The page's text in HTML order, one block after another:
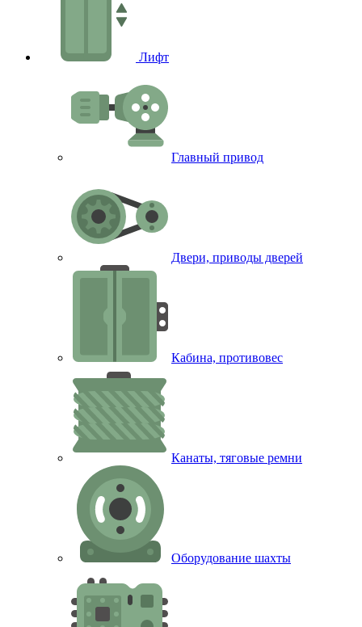
Лифт
Главный привод
Двери, приводы дверей
Кабина, противовес
Канаты, тяговые ремни
Оборудование шахты